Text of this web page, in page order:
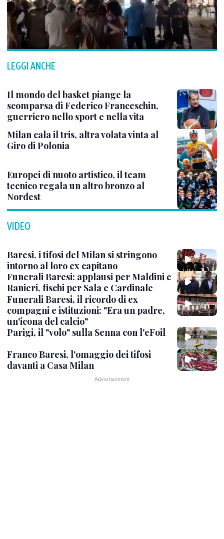
LEGGI ANCHE
Il mondo del basket piange la
scomparsa di Federico Franceschin,
guerriero nello sport e nella vita
Milan cala il tris, altra volata vinta al
Giro di Polonia
Europei di nuoto artistico, il team
tecnico regala un altro bronzo al
Nordest
VIDEO
Baresi, i tifosi del Milan si stringono
intorno al loro ex capitano
Funerali Baresi: applausi per Maldini e
Ranieri, fischi per Sala e Cardinale
Funerali Baresi, il ricordo di ex
compagni e istituzioni: "Era un padre,
un'icona del calcio"
Parigi, il "volo" sulla Senna con l'eFoil
Franco Baresi, l'omaggio dei tifosi
davanti a Casa Milan